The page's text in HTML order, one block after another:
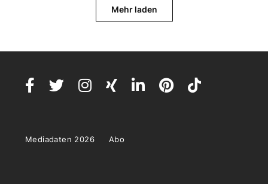
Mehr laden
Mediadaten 2026 Abo